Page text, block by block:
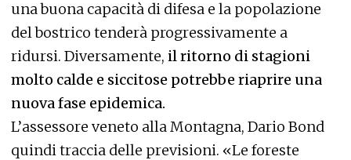
una buona capacità di difesa e la popolazione
del bostrico tenderà progressivamente a
ridursi. Diversamente, il ritorno di stagioni
molto calde e siccitose potrebbe riaprire una
nuova fase epidemica.
L’assessore veneto alla Montagna, Dario Bond
quindi traccia delle previsioni. «Le foreste